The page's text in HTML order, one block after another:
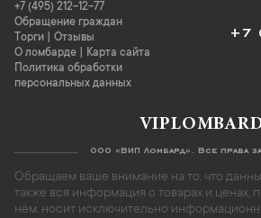
+7 (495) 212-12-77
Обращение граждан
Торги
Отзывы
О ломбарде
Карта сайта
Политика обработки
персональных данных
+7
ООО «ВИП Ломбард». Все права
Обращаем ваше внимание на то, что
также вся информация о товарах и ценах,
нём, носит исключительно